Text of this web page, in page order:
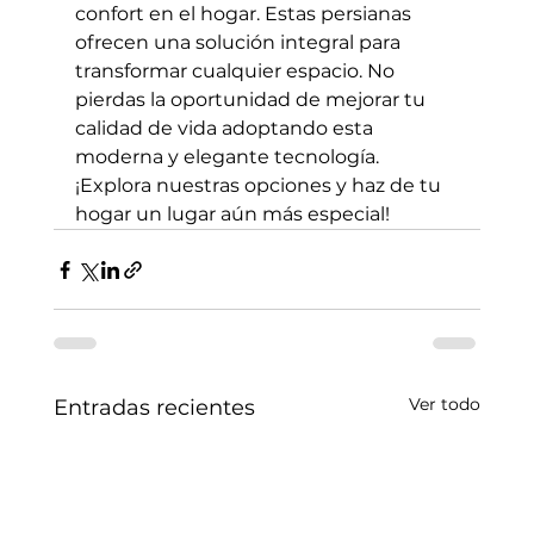
confort en el hogar. Estas persianas
ofrecen una solución integral para
transformar cualquier espacio. No
pierdas la oportunidad de mejorar tu
calidad de vida adoptando esta
moderna y elegante tecnología.
¡Explora nuestras opciones y haz de tu
hogar un lugar aún más especial!
Entradas recientes Ver todo